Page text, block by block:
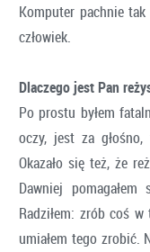
Komputer pachnie
człowiek.
Dlaczego jest Pan
Po prostu byłem
oczy, jest za
Okazało się też, że
Dawniej
Radziłem: zrób coś
umiałem tego zrobić.